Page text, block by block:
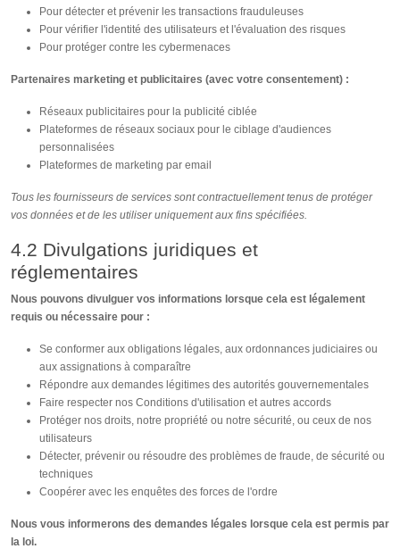
Pour détecter et prévenir les transactions frauduleuses
Pour vérifier l'identité des utilisateurs et l'évaluation des risques
Pour protéger contre les cybermenaces
Partenaires marketing et publicitaires (avec votre consentement) :
Réseaux publicitaires pour la publicité ciblée
Plateformes de réseaux sociaux pour le ciblage d'audiences
personnalisées
Plateformes de marketing par email
Tous les fournisseurs de services sont contractuellement tenus de protéger
vos données et de les utiliser uniquement aux fins spécifiées.
4.2 Divulgations juridiques et
réglementaires
Nous pouvons divulguer vos informations lorsque cela est légalement
requis ou nécessaire pour :
Se conformer aux obligations légales, aux ordonnances judiciaires ou
aux assignations à comparaître
Répondre aux demandes légitimes des autorités gouvernementales
Faire respecter nos Conditions d'utilisation et autres accords
Protéger nos droits, notre propriété ou notre sécurité, ou ceux de nos
utilisateurs
Détecter, prévenir ou résoudre des problèmes de fraude, de sécurité ou
techniques
Coopérer avec les enquêtes des forces de l'ordre
Nous vous informerons des demandes légales lorsque cela est permis par
la loi.